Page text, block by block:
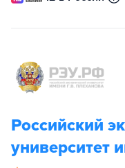
Российский
университет